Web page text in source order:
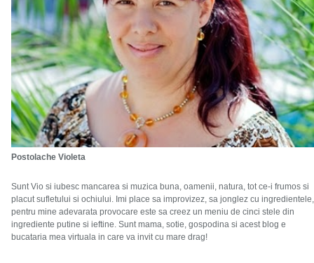
Postolache Violeta
Sunt Vio si iubesc mancarea si muzica buna, oamenii, natura, tot ce-i frumos si
placut sufletului si ochiului. Imi place sa improvizez, sa jonglez cu ingredientele,
pentru mine adevarata provocare este sa creez un meniu de cinci stele din
ingrediente putine si ieftine. Sunt mama, sotie, gospodina si acest blog e
bucataria mea virtuala in care va invit cu mare drag!